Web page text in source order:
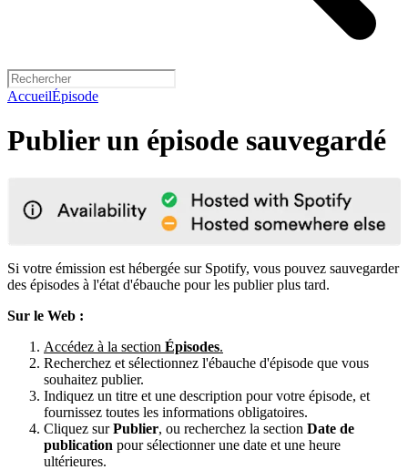
AccueilÉpisode
Publier un épisode sauvegardé
Si votre émission est hébergée sur Spotify, vous pouvez sauvegarder
des épisodes à l'état d'ébauche pour les publier plus tard.
Sur le Web :
Accédez à la section Épisodes.
Recherchez et sélectionnez l'ébauche d'épisode que vous
souhaitez publier.
Indiquez un titre et une description pour votre épisode, et
fournissez toutes les informations obligatoires.
Cliquez surPublier, ou recherchez la section Date de
publication pour sélectionner une date et une heure
ultérieures.